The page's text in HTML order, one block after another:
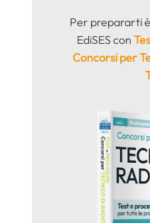
Per prepararti
EdiSES con
Concorsi per